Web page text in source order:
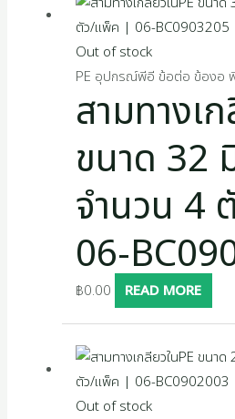
Out of stock
PE อุปกรณ์พีอี ข้อต่อ ข้องอ
สามทางเ
ขนาด 32
จำนวน 4
06-
฿0.00 READ MORE
Out of stock